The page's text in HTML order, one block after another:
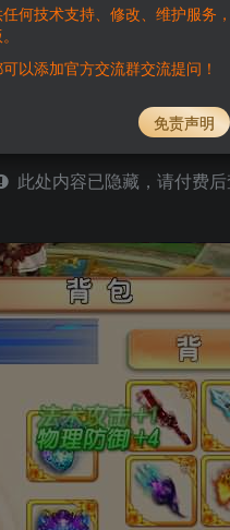
此处内容已隐藏，请付费
何技术支持、修改、维护服务
以添加官方交流群交流提问！
免责声明